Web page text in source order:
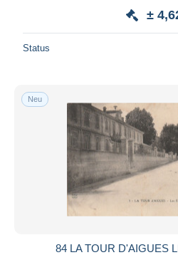
±
Status
Neu
84 LA TOUR D'AIGUES